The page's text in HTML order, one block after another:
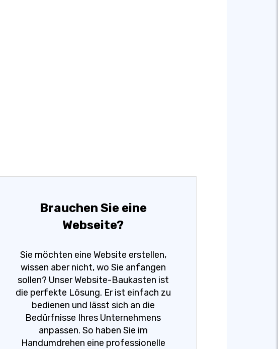
Brauchen Sie eine
Webseite?
Sie möchten eine Website erstellen,
wissen aber nicht, wo Sie anfangen
sollen? Unser Website-Baukasten ist
die perfekte Lösung. Er ist einfach zu
bedienen und lässt sich an die
Bedürfnisse Ihres Unternehmens
anpassen. So haben Sie im
Handumdrehen eine professionelle